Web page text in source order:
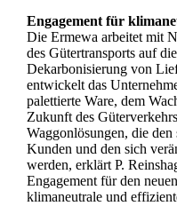
Engagement für
Die Ermewa arbeitet mit
des Gütertransports auf
Dekarbonisierung von
entwickelt das
palettierte Ware, dem
Zukunft des
Waggonlösungen, die
Kunden und den sich
werden, erklärt P.
Engagement für den
klimaneutrale und